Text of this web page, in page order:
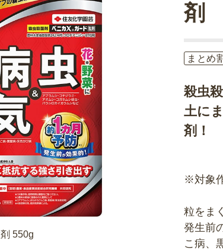
550g
まとめ
殺虫
土に
剤！
剤
※対象
粒をま
発生前
こ病、